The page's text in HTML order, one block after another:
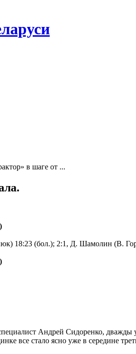
в шаге от ...
18:23 (бол.); 2:1, Д. Шамолин (В.
Андрей Сидоренко,
все стало ясно уже в середине